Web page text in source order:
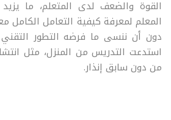
القوة والضعف لدى المتعلم، ما
المعلم لمعرفة كيفية التعامل
دون أن ننسى ما فرضه التطور التقني
استدعت التدريس من المنزل، مثل
من دون سابق إنذار.